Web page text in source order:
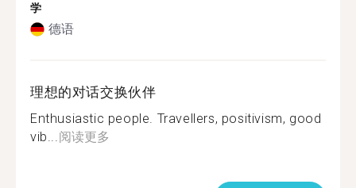
学
德语
理想的对话交换伙伴
Enthusiastic people. Travellers, positivism, good
vib...阅读更多